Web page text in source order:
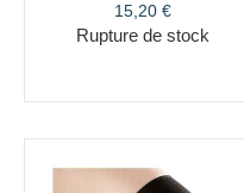
basé sur
notation
15,20 €
Rupture de stock